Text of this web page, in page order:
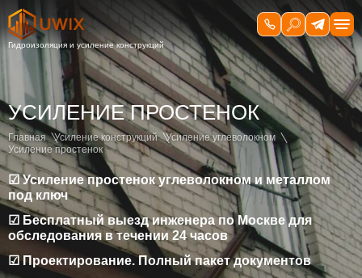
УСИЛЕНИЕ ПРОСТЕНОК
Главная Усиление конструкций
Усиление углеволокном
Усиление простенок
☑ Усиление простенок углеволокном и металлом
под ключ
☑ Бесплатный выезд инженера по Москве для
обследования в течении 24 часов
☑ Проектирование. Полный пакет документов